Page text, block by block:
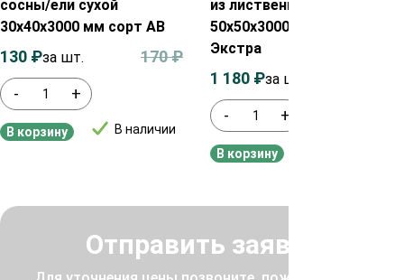
сосны/ели сухой
30х40х3000 мм сорт AB
- +
В наличии
170₽
130 ₽за шт.
В корзину
из лиственницы
50х50х3000 мм сорт
Экстра
- +
1 180 ₽за шт.
В корзину
Отправить заявку